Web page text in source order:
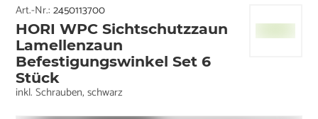
Art.-Nr.:2450113700
HORI WPC Sichtschutzzaun
Lamellenzaun
Befestigungswinkel Set 6
Stück
inkl. Schrauben, schwarz